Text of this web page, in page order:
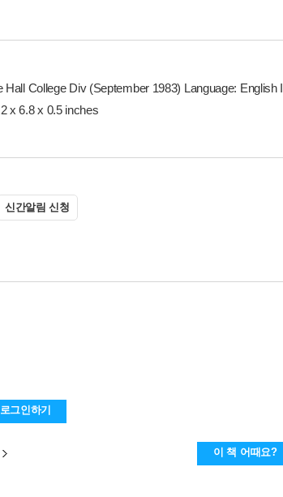
College Div (September 1983) Language: English I
x 6.8 x 0.5 inches
신간알림 신청
로그인하기
이 책 어때요?